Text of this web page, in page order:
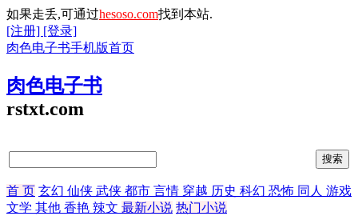
如果走丢,可通过hesoso.com找到本站.
[注册] [登录]
肉色电子书手机版首页
肉色电子书
rstxt.com
首 页 玄幻 仙侠 武侠 都市 言情 穿越 历史 科幻 恐怖 同人 游戏
文学 其他 香艳 辣文 最新小说 热门小说